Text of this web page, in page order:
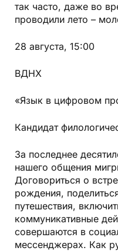
так часто, даже во
проводили лето –
28 августа, 15:00
ВДНХ
«Язык в цифровом
Кандидат
За последнее
нашего общения
Договориться о
рождения,
путешествия,
коммуникативные
совершаются в
мессенджерах. Как